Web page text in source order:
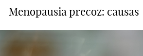
Menopausia precoz: causas